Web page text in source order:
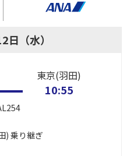
（水）
東京(羽田)
10:55
)乗り継ぎ